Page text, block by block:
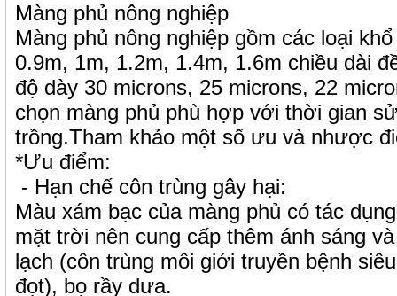
Màng phủ nông nghiệp
Màng phủ nông nghiệp gồm các loại
0.9m, 1m, 1.2m, 1.4m, 1.6m chiều dài
độ dày 30 microns, 25 microns, 22
chọn màng phủ phù hợp với thời gian
trồng.Tham khảo một số ưu và nhược
*Ưu điểm:
- Hạn chế côn trùng gây hại:
Màu xám bạc của màng phủ có tác
mặt trời nên cung cấp thêm ánh sáng
lạch (côn trùng môi giới truyền bệnh
đọt), bọ rầy dưa.